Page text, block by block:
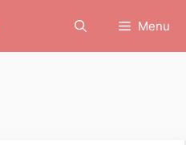
Menu